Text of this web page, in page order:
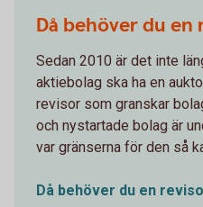
Då behöver du en
Sedan 2010 är det inte
aktiebolag ska ha en
revisor som granskar
och nystartade bolag är
var gränserna för den så
Då behöver du en